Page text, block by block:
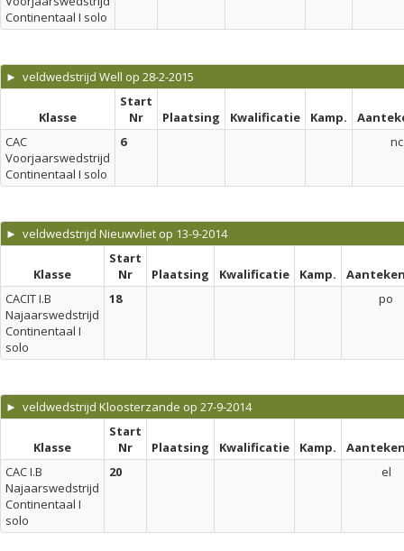
Continentaal I solo
► veldwedstrijd Well op 28-2-2015
Klasse
Start
Nr
Plaatsing Kwalificatie Kamp.
CAC
Voorjaarswedstrijd
Continentaal I solo
6 nc
► veldwedstrijd Nieuwvliet op 13-9-2014
Klasse
Start
Nr
Plaatsing Kwalificatie Kamp.
CACIT I.B
Najaarswedstrijd
Continentaal I
solo
18 po
► veldwedstrijd Kloosterzande op 27-9-2014
Klasse
Start
Nr
Plaatsing Kwalificatie Kamp.
CAC I.B
Najaarswedstrijd
Continentaal I
solo
20 el